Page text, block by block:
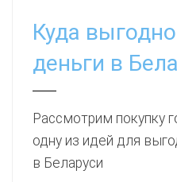
Куда
деньги в
Рассмотрим покупку
одну из идей для
в Беларуси